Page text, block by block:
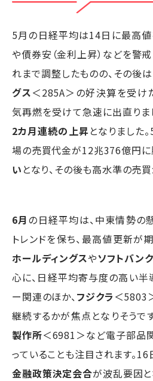
5月の日経平均は14日に最高値
や債券安（金利上昇）などを警
れまで調整したものの、その後は
グス＜285A＞の好決算を受け
気再燃を受けて急速に出直りま
2カ月連続の上昇となりました
場の売買代金が12兆376億円に
い となり、その後も高水準の売
6月の日経平均は、中東情勢の
トレンドを保ち、最高値更新が
ホールディングスやソフトバン
心に、日経平均寄与度の高い半
ー関連のほか、 フジクラ ＜5803
継続するかが焦点となりそうです
製作所＜6981＞など電子部品
っていることも注目されます。
金融政策決定会合が波乱要因